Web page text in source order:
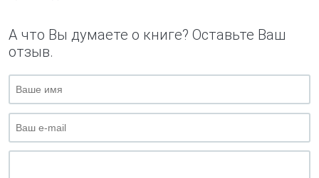
А что Вы думаете о книге? Оставьте Ваш
отзыв.